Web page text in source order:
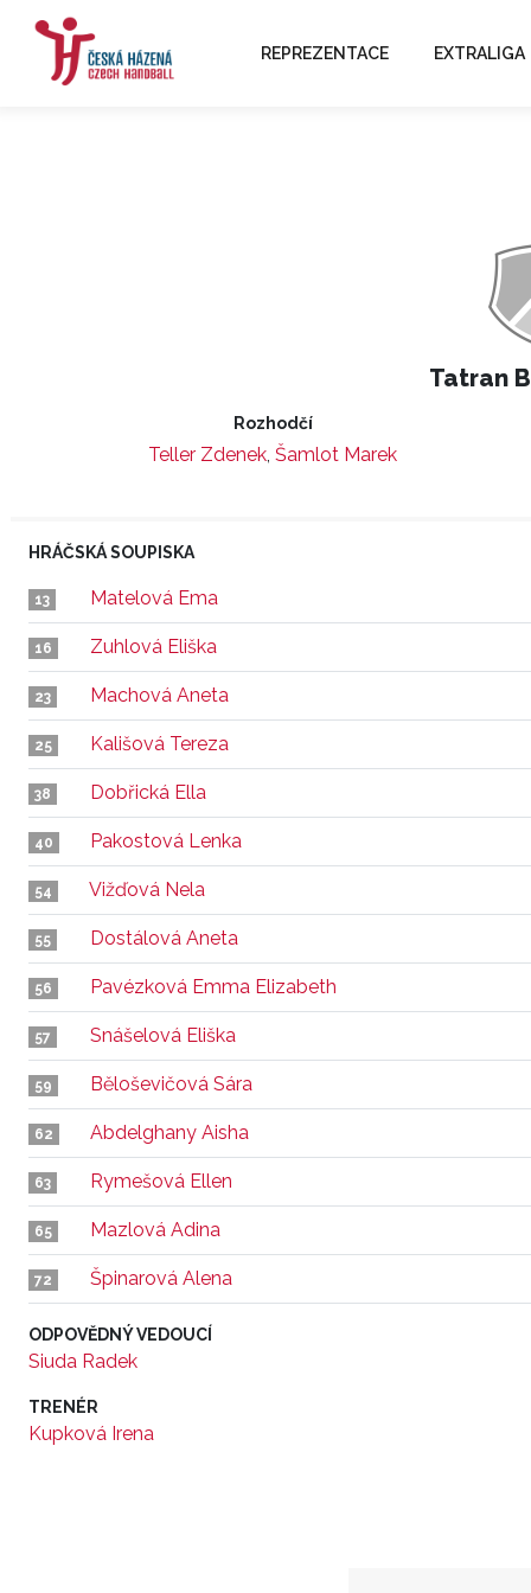
REPREZENTACE EXTRALIGA
Tatran
Rozhodčí
Teller Zdenek, Šamlot Marek
HRÁČSKÁ SOUPISKA
13 Matelová Ema
16 Zuhlová Eliška
23 Machová Aneta
25 Kališová Tereza
38 Dobřická Ella
40 Pakostová Lenka
54 Vižďová Nela
55 Dostálová Aneta
56 Pavézková Emma Elizabeth
57 Snášelová Eliška
59 Běloševičová Sára
62 Abdelghany Aisha
63 Rymešová Ellen
65 Mazlová Adina
72 Špinarová Alena
ODPOVĚDNÝ VEDOUCÍ
Siuda Radek
TRENÉR
Kupková Irena